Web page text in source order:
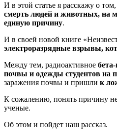
И в этой статье я расскажу о
смерть людей и животных, на
единую причину.
И в своей новой книге
электроразрядные взрывы,
Между тем, радиоактивное
почвы и одежды студентов на
заражения почвы и пришли к
К сожалению, понять причину
ученые.
Об этом и пойдет наш рассказ.